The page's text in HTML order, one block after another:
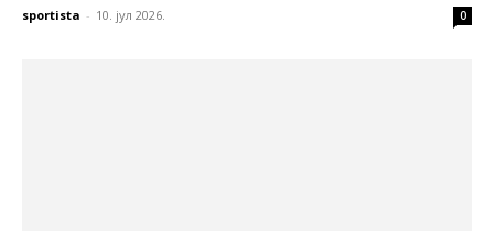
sportista - 10. јул 2026. 0